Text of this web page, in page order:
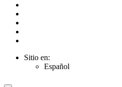
Sitio en:
Español